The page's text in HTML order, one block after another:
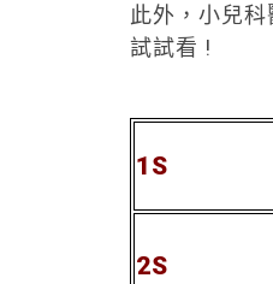
此外，小兒
試試看 !
1S
2S